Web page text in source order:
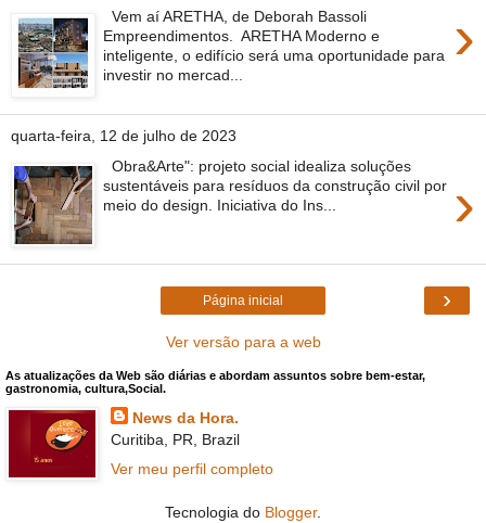
›
Vem aí ARETHA, de Deborah Bassoli
Empreendimentos. ARETHA Moderno e
inteligente, o edifício será uma oportunidade para
investir no mercad...
quarta-feira, 12 de julho de 2023
›
Obra&Arte": projeto social idealiza soluções
sustentáveis para resíduos da construção civil por
meio do design. Iniciativa do Ins...
›
Página inicial
Ver versão para a web
As atualizações da Web são diárias e abordam assuntos sobre bem-estar,
gastronomia, cultura,Social.
News da Hora.
Curitiba, PR, Brazil
Ver meu perfil completo
Tecnologia do Blogger.